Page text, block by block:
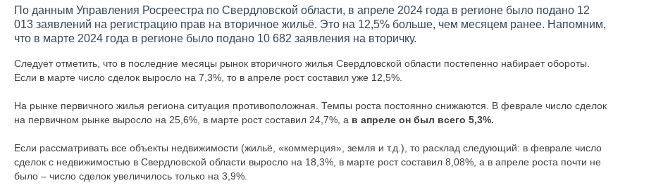
По данным Управления Росреестра по Свердловской области, в апреле 2024 года в регионе было подано 12
013 заявлений на регистрацию прав на вторичное жильё. Это на 12,5% больше, чем месяцем ранее. Напомним,
что в марте 2024 года в регионе было подано 10 682 заявления на вторичку.
Следует отметить, что в последние месяцы рынок вторичного жилья Свердловской области постепенно набирает обороты.
Если в марте число сделок выросло на 7,3%, то в апреле рост составил уже 12,5%.
На рынке первичного жилья региона ситуация противоположная. Темпы роста постоянно снижаются. В феврале число сделок
на первичном рынке выросло на 25,6%, в марте рост составил 24,7%, а в апреле он был всего 5,3%.
Если рассматривать все объекты недвижимости (жильё, «коммерция», земля и т.д.), то расклад следующий: в феврале число
сделок с недвижимостью в Свердловской области выросло на 18,3%, в марте рост составил 8,08%, а в апреле роста почти не
было – число сделок увеличилось только на 3,9%.